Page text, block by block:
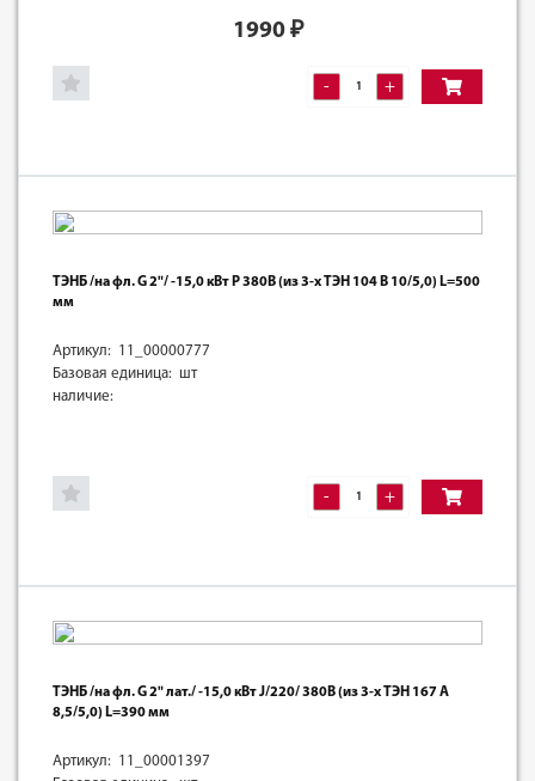
1990₽
- +
ТЭНБ /на фл. G 2"/ -15,0 кВт Р 380В (из 3-х ТЭН 104 В 10/5,0) L=500
мм
Артикул: 11_00000777
Базовая единица: шт
наличие:
- +
ТЭНБ /на фл. G 2" лат./ -15,0 кВт J/220/ 380В (из 3-х ТЭН 167 А
8,5/5,0) L=390 мм
Артикул: 11_00001397